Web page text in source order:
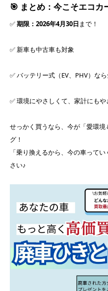
🎯 まとめ：今こそエコカ
✅期限：2026年4月30日まで！
✅ 新車も中古車も対象
✅ バッテリー式（EV、PHV）なら
✅ 環境にやさしくて、家計にも
せっかく買うなら、今が「愛環
グ！
「乗り換えるから、今の車って
さい♪